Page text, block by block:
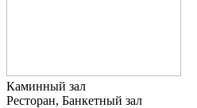
Каминный зал
Ресторан, Банкетный зал